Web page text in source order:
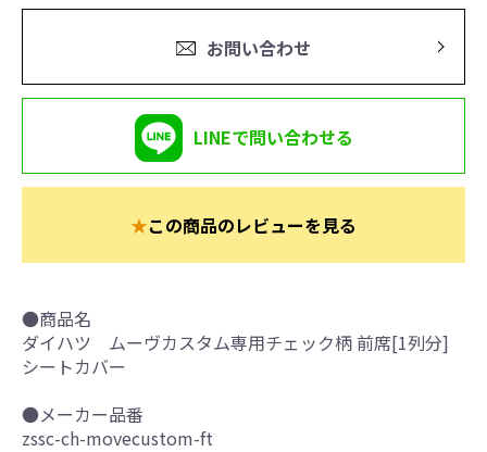
お問い合わせ
LINEで問い合わせる
★この商品のレビューを見る
●商品名
ダイハツ ムーヴカスタム専用チェック柄 前席[1列分]
シートカバー
●メーカー品番
zssc-ch-movecustom-ft